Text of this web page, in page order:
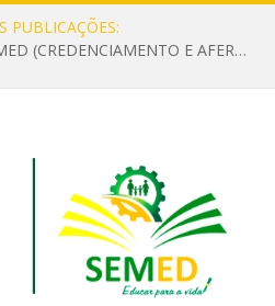
PUBLICAÇÕES:
EDITAL Nº 001/2025 – SEMED (CREDENCIAMENTO E AFERIÇÃO DE CRITÉRIOS TÉCNICOS DE MÉRITO E DESEMPENHO PARA PROVIMENTO DO CARGO OU FUNÇÃO DE GESTOR ESCOLAR DAS UNIDADES DE ENSINO DA REDE MUNICIPAL DE SENADOR JO)